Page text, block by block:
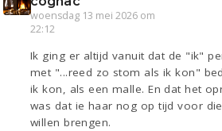
woensdag 13 mei 2026 om
22:12
Ik ging er altijd vanuit dat de "ik"
met "...reed zo stom als ik kon"
ik kon, als een malle. En dat het
was dat ie haar nog op tijd voor
willen brengen.